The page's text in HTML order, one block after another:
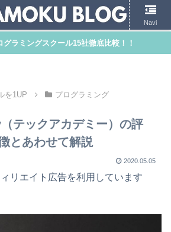
グラミングスクール15社徹底比較！！
を1UP プログラミング
テックアカデミー）の評
とあわせて解説
2020.05.05
リエイト広告を利用しています
Navi